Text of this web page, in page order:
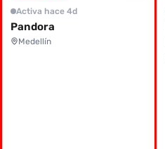
Activa hace 4d
Pandora
Medellín